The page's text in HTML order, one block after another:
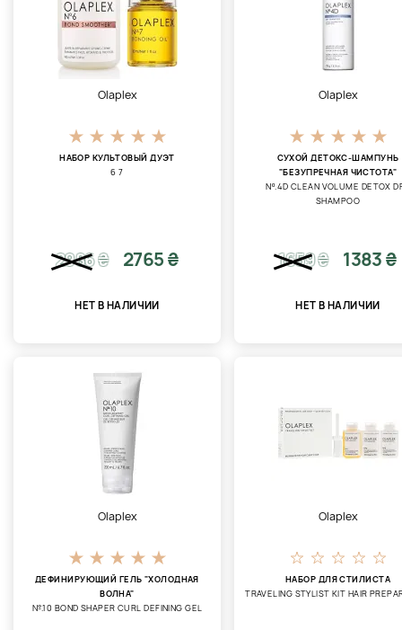
Olaplex
НАБОР КУЛЬТОВЫЙ ДУЭТ
6 7
2986₴ 2765 ₴
НЕТ В НАЛИЧИИ
Olaplex
СУХОЙ ДЕТОКС-ШАМПУНЬ
"БЕЗУПРЕЧНАЯ ЧИСТОТА"
Nº.4D CLEAN VOLUME DETOX
SHAMPOO
1659₴ 1383 ₴
НЕТ В НАЛИЧИИ
Olaplex
ДЕФИНИРУЮЩИЙ ГЕЛЬ "ХОЛОДНАЯ
ВОЛНА"
№.10 BOND SHAPER CURL DEFINING GEL
Olaplex
НАБОР ДЛЯ СТИЛИСТА
TRAVELING STYLIST KIT HAIR